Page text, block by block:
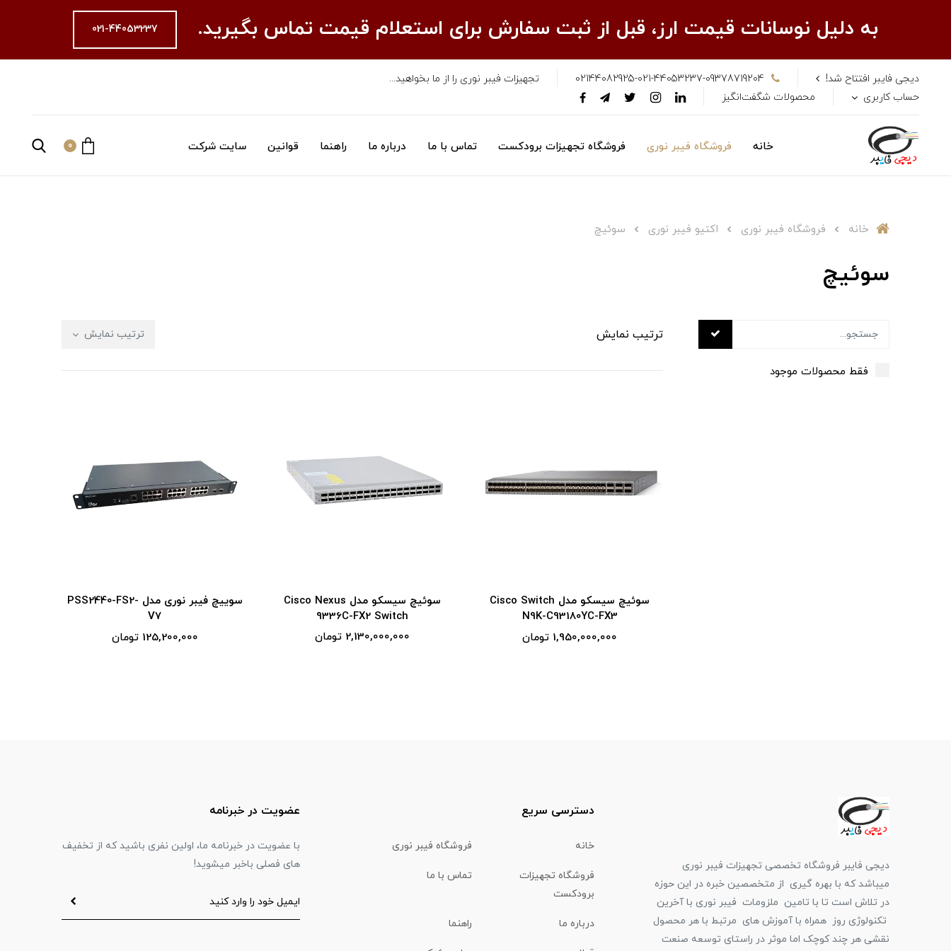
به دلیل نوسانات قیمت ارز، قبل از ثبت سفارش برای استعلام قیمت تماس بگیرید. 021-44053237
دیجی فایبر افتتاح شد! 02144082925-021-44053237-09378719204
تجهیزات فیبر نوری را از ما بخواهید...
حساب کاربری
محصولات شگفت‌انگیز
خانه فروشگاه فیبر نوری فروشگاه تجهیزات برودکست تماس با ما درباره ما راهنما قوانین سایت شرکت 0
خانه فروشگاه فیبر نوری اکتیو فیبر نوری سوئیچ
سوئیچ
فقط محصولات موجود
ترتیب نمایش ترتیب نمایش
سوئیچ سیسکو مدل Cisco Switch
N9K-C93180YC-FX3
1,950,000,000 تومان
سوئیچ سیسکو مدل Cisco Nexus
9336C-FX2 Switch
2,130,000,000 تومان
سوییچ فیبر نوری مدل PSS2440-FS2-
V7
125,200,000 تومان
دیجی فایبر فروشگاه تخصصی تجهیزات فیبر نوری
میباشد که با بهره گیری از متخصصین خبره در این حوزه
در تلاش است تا با تامین ملزومات فیبر نوری با آخرین
تکنولوژی روز همراه با آموزش های مرتبط با هر محصول
نقشی هر چند کوچک اما موثر در راستای توسعه صنعت
دسترسی سریع
خانه فروشگاه فیبر نوری
فروشگاه تجهیزات
برودکست
تماس با ما
درباره ما راهنما
عضویت در خبرنامه
با عضویت در خبرنامه ما، اولین نفری باشید که از تخفیف
های فصلی باخبر میشوید!